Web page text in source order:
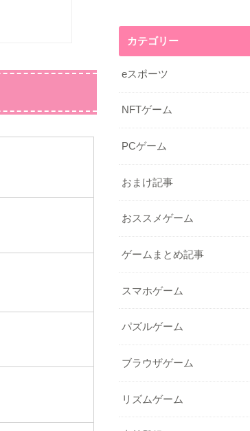
カテゴリー
eスポーツ
NFTゲーム
PCゲーム
おまけ記事
おススメゲーム
ゲームまとめ記事
スマホゲーム
パズルゲーム
ブラウザゲーム
リズムゲーム